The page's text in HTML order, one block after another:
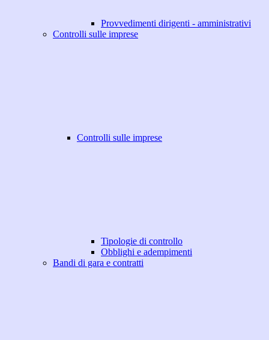
Provvedimenti dirigenti - amministrativi
Controlli sulle imprese
Controlli sulle imprese
Tipologie di controllo
Obblighi e adempimenti
Bandi di gara e contratti